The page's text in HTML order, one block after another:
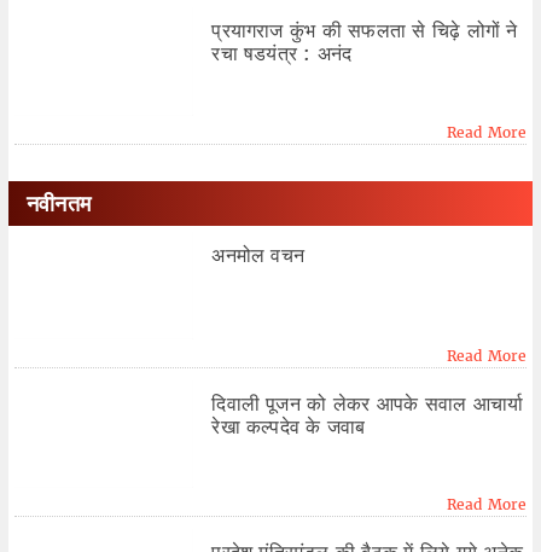
प्रयागराज कुंभ की सफलता से चिढ़े लोगों ने
रचा षडयंत्र : अनंद
Read More
नवीनतम
अनमोल वचन
Read More
दिवाली पूजन को लेकर आपके सवाल आचार्या
रेखा कल्पदेव के जवाब
Read More